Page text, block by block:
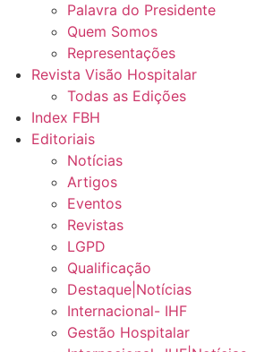
Palavra do Presidente
Quem Somos
Representações
Revista Visão Hospitalar
Todas as Edições
Index FBH
Editoriais
Notícias
Artigos
Eventos
Revistas
LGPD
Qualificação
Destaque|Notícias
Internacional- IHF
Gestão Hospitalar